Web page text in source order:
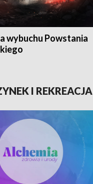
wybuchu Powstania
I REKREACJA